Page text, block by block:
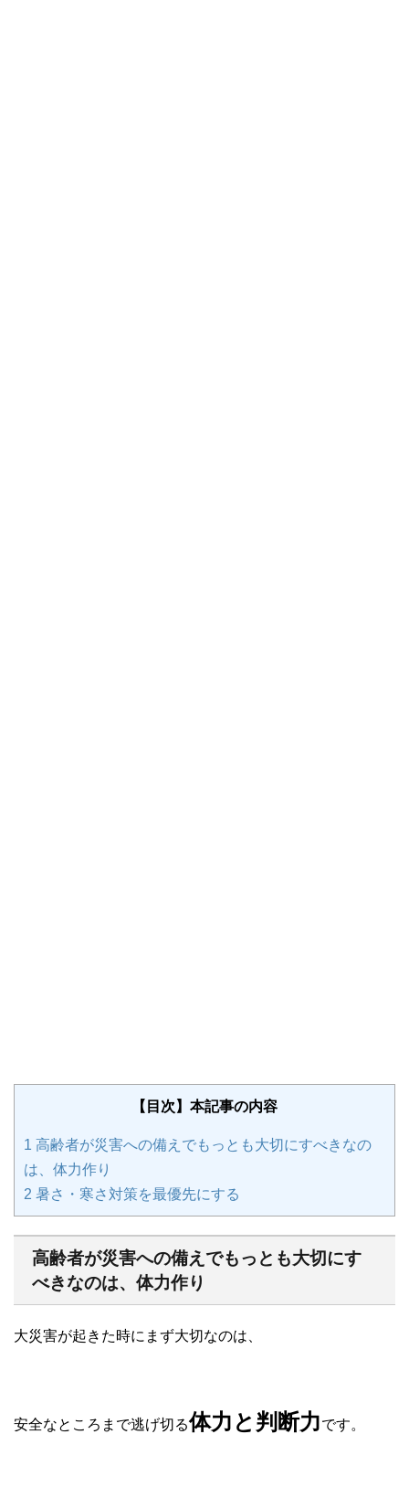
【目次】本記事の内容
1 高齢者が災害への備えでもっとも大切にすべきなの
は、体力作り
2 暑さ・寒さ対策を最優先にする
高齢者が災害への備えでもっとも大切にす
べきなのは、体力作り
大災害が起きた時にまず大切なのは、
安全なところまで逃げ切る体力と判断力です。